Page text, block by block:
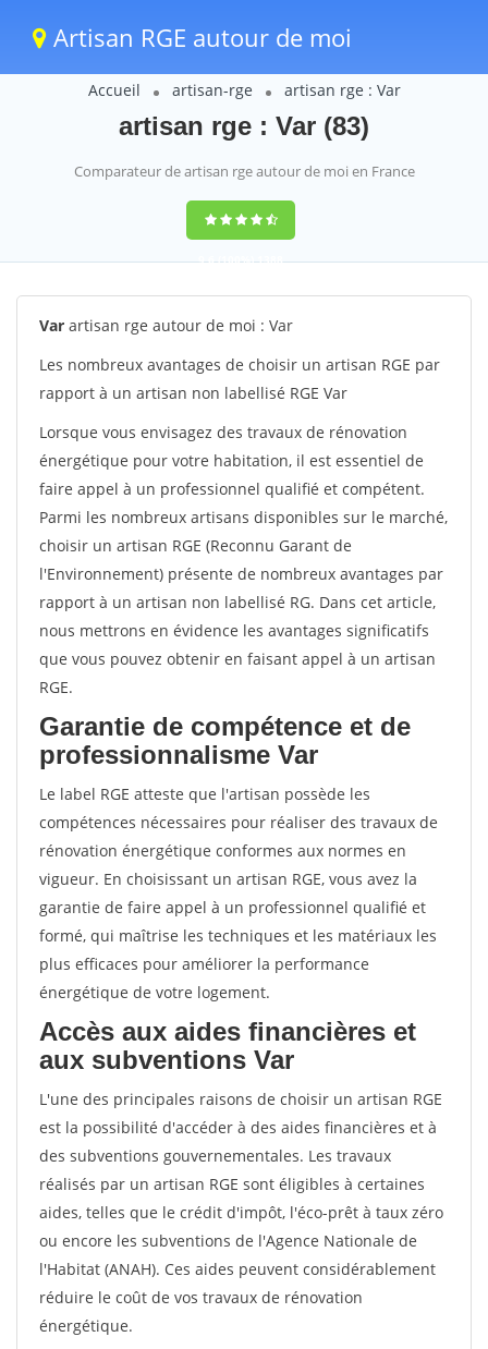
Artisan RGE autour de moi
Accueil artisan-rge artisan rge : Var
artisan rge : Var (83)
Comparateur de artisan rge autour de moi en France
9,6(100%)1388
votes
Var artisan rge autour de moi : Var
Les nombreux avantages de choisir un artisan RGE par
rapport à un artisan non labellisé RGE Var
Lorsque vous envisagez des travaux de rénovation
énergétique pour votre habitation, il est essentiel de
faire appel à un professionnel qualifié et compétent.
Parmi les nombreux artisans disponibles sur le marché,
choisir un artisan RGE (Reconnu Garant de
l'Environnement) présente de nombreux avantages par
rapport à un artisan non labellisé RG. Dans cet article,
nous mettrons en évidence les avantages significatifs
que vous pouvez obtenir en faisant appel à un artisan
RGE.
Garantie de compétence et de
professionnalisme Var
Le label RGE atteste que l'artisan possède les
compétences nécessaires pour réaliser des travaux de
rénovation énergétique conformes aux normes en
vigueur. En choisissant un artisan RGE, vous avez la
garantie de faire appel à un professionnel qualifié et
formé, qui maîtrise les techniques et les matériaux les
plus efficaces pour améliorer la performance
énergétique de votre logement.
Accès aux aides financières et
aux subventions Var
L'une des principales raisons de choisir un artisan RGE
est la possibilité d'accéder à des aides financières et à
des subventions gouvernementales. Les travaux
réalisés par un artisan RGE sont éligibles à certaines
aides, telles que le crédit d'impôt, l'éco-prêt à taux zéro
ou encore les subventions de l'Agence Nationale de
l'Habitat (ANAH). Ces aides peuvent considérablement
réduire le coût de vos travaux de rénovation
énergétique.